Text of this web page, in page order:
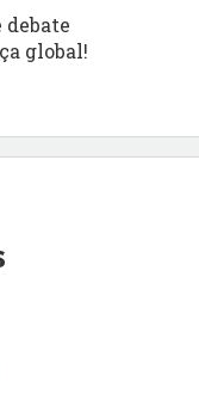
global!